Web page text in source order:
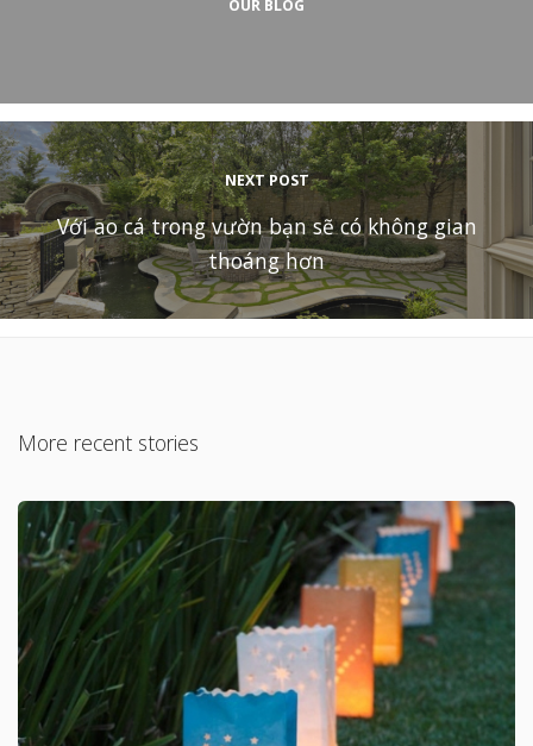
OUR BLOG
NEXT POST
Với ao cá trong vườn bạn sẽ có không gian
thoáng hơn
More recent stories